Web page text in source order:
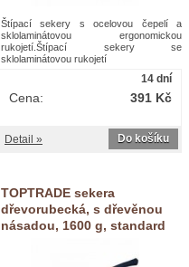
Štípací sekery s ocelovou čepelí a
sklolaminátovou ergonomickou
rukojetí.Štípací sekery se
sklolaminátovou rukojetí
14 dní
391 Kč
Cena:
Do košíku
Detail »
TOPTRADE sekera
dřevorubecká, s dřevěnou
násadou, 1600 g, standard